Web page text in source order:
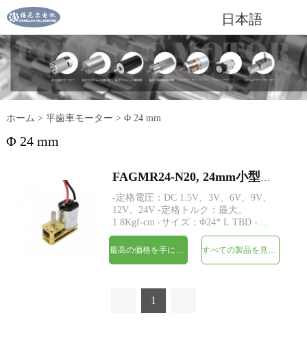
日本語
ホーム > 平歯車モーター > Φ 24 mm
Φ 24 mm
-定格電圧：DC 1.5V、3V、6V、9V、
12V、24V -定格トルク：最大。
1.8Kgf-cm -サイズ：Φ24* L TBD -シ
ャフト：Φ3mmDカット0.5mm、M3、
カスタム -エンコーダ：磁気エンコー
1